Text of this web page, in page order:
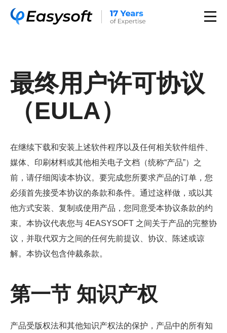
最终用户许可协议
（EULA）
在继续下载和安装上述软件程序以及任何相关软件组件、
媒体、印刷材料或其他相关电子文档（统称“产品”）之
前，请仔细阅读本协议。要完成您所要求产品的订单，您
必须首先接受本协议的条款和条件。通过这样做，或以其
他方式安装、复制或使用产品，您同意受本协议条款的约
束。本协议代表您与 4EASYSOFT 之间关于产品的完整协
议，并取代双方之间的任何先前提议、协议、陈述或谅
解。本协议包含仲裁条款。
第一节 知识产权
产品受版权法和其他知识产权法的保护，产品中的所有知